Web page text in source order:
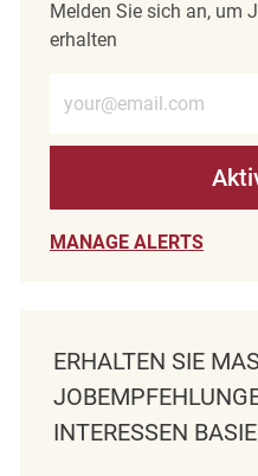
Melden Sie sich an, um
erhalten
MANAGE ALERTS
ERHALTEN SIE
NTERESSEN